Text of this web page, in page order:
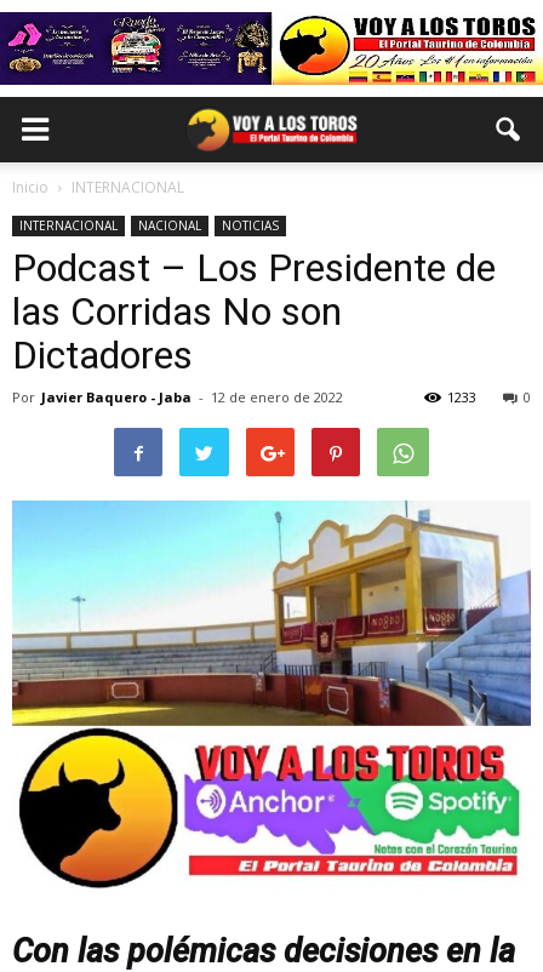
Inicio INTERNACIONAL
INTERNACIONAL NACIONAL NOTICIAS
Podcast – Los Presidente de
las Corridas No son
Dictadores
Por Javier Baquero - Jaba - 12 de enero de 2022 0
1233
Con las polémicas decisiones en la